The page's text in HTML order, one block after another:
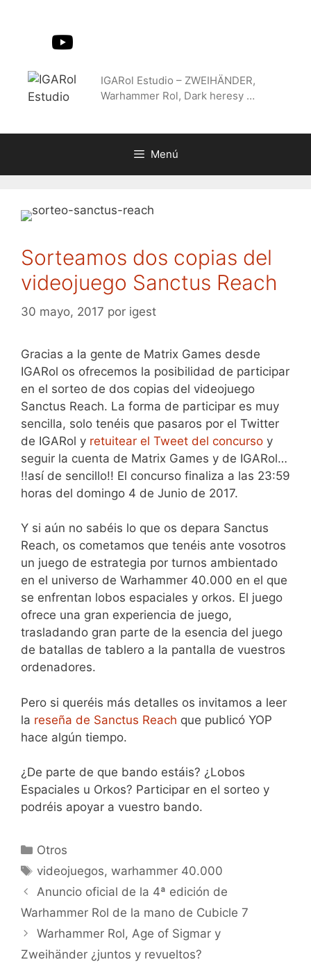
contenido
IGARol Estudio – ZWEIHÄNDER,
Warhammer Rol, Dark heresy …
Menú
Sorteamos dos copias del
videojuego Sanctus Reach
30 mayo, 2017 por igest
Gracias a la gente de Matrix Games desde
IGARol os ofrecemos la posibilidad de participar
en el sorteo de dos copias del videojuego
Sanctus Reach. La forma de participar es muy
sencilla, solo tenéis que pasaros por el Twitter
de IGARol y retuitear el Tweet del concurso y
seguir la cuenta de Matrix Games y de IGARol…
!!así de sencillo!! El concurso finaliza a las 23:59
horas del domingo 4 de Junio de 2017.
Y si aún no sabéis lo que os depara Sanctus
Reach, os cometamos que tenéis ante vosotros
un juego de estrategia por turnos ambientado
en el universo de Warhammer 40.000 en el que
se enfrentan lobos espaciales y orkos. El juego
ofrece una gran experiencia de juego,
trasladando gran parte de la esencia del juego
de batallas de tablero a la pantalla de vuestros
ordenadores.
Pero si queréis más detalles os invitamos a leer
la reseña de Sanctus Reach que publicó YOP
hace algún tiempo.
¿De parte de que bando estáis? ¿Lobos
Espaciales u Orkos? Participar en el sorteo y
podréis apoyar a vuestro bando.
Categorías
Otros
Etiquetas
videojuegos,warhammer 40.000
Anuncio oficial de la 4ª edición de
Warhammer Rol de la mano de Cubicle 7
Warhammer Rol, Age of Sigmar y
Zweihänder ¿juntos y revueltos?